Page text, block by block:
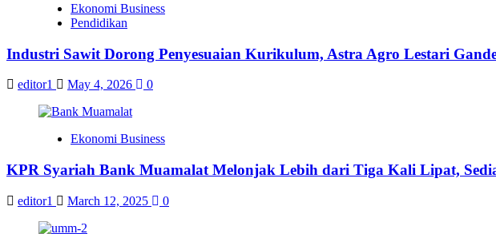
Ekonomi Business
Pendidikan
Industri Sawit Dorong Penyesuaian Kurikulum, Astra Agro Lestari
editor1 May 4, 2026 0
Ekonomi Business
KPR Syariah Bank Muamalat Melonjak Lebih dari Tiga Kali Lipat,
editor1 March 12, 2025 0